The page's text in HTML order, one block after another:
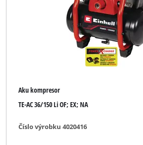
Aku kompresor
TE-AC 36/150 Li OF; EX; NA
Číslo výrobku 4020416